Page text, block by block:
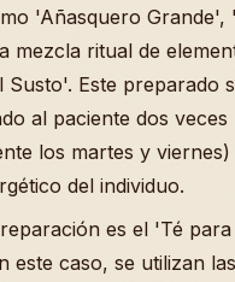
'Añasquero
mezcla ritual de
Susto'. Este preparado
al paciente dos
los martes y
del individuo.
es el 'Té
este caso, se utilizan